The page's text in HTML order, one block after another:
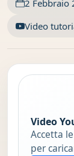
2 Febbraio
Video
Video
Accetta
per